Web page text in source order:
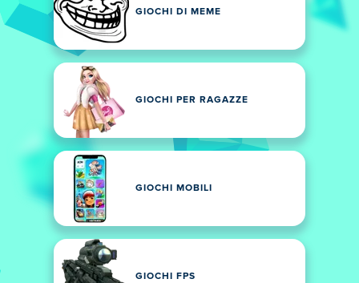
GIOCHI DI MEME
GIOCHI PER RAGAZZE
GIOCHI MOBILI
GIOCHI FPS